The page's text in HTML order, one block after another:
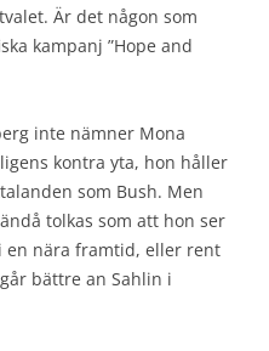
Är det någon som
kampanj ”Hope and
inte nämner Mona
kontra yta, hon håller
som Bush. Men
tolkas som att hon ser
en nära framtid, eller rent
bättre an Sahlin i